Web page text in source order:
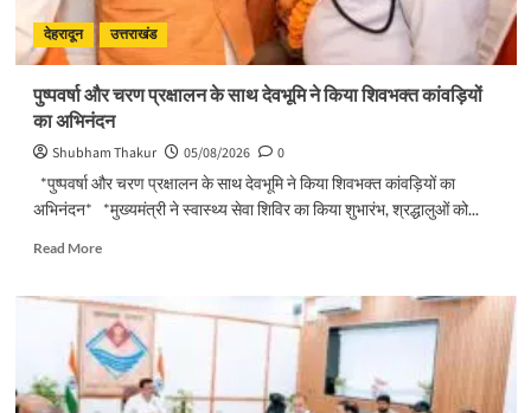
विकास
योजनाओं
का
–
शिलान्यास
देहरादून उत्तराखंड
पुष्पवर्षा और चरण प्रक्षालन के साथ देवभूमि ने किया शिवभक्त कांवड़ियों
का अभिनंदन
Shubham Thakur 05/08/2026
0
*पुष्पवर्षा और चरण प्रक्षालन के साथ देवभूमि ने किया शिवभक्त कांवड़ियों का
अभिनंदन* *मुख्यमंत्री ने स्वास्थ्य सेवा शिविर का किया शुभारंभ, श्रद्धालुओं को...
Read MoreRead
पुष्पवर्षा
और
चरण
प्रक्षालन
के